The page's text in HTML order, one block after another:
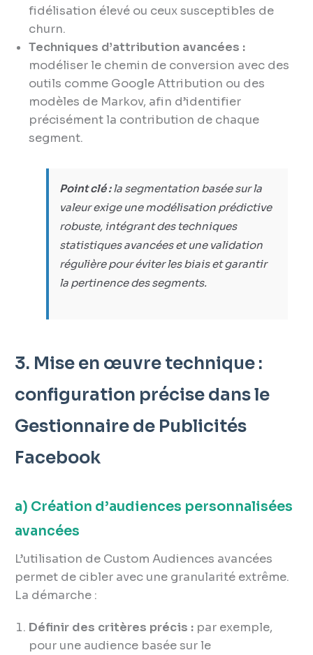
fidélisation élevé ou ceux susceptibles de
churn.
Techniques d’attribution avancées :
modéliser le chemin de conversion avec des
outils comme Google Attribution ou des
modèles de Markov, afin d’identifier
précisément la contribution de chaque
segment.
Point clé :la segmentation basée sur la
valeur exige une modélisation prédictive
robuste, intégrant des techniques
statistiques avancées et une validation
régulière pour éviter les biais et garantir
la pertinence des segments.
3. Mise en œuvre technique :
configuration précise dans le
Gestionnaire de Publicités
Facebook
a) Création d’audiences personnalisées
avancées
L’utilisation de Custom Audiences avancées
permet de cibler avec une granularité extrême.
La démarche :
Définir des critères précis : par exemple,
pour une audience basée sur le